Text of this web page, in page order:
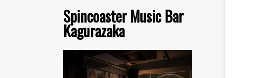
Spincoaster Music Bar
Kagurazaka